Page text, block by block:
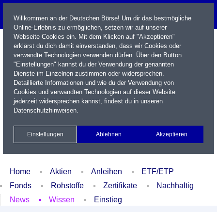
Name / WKN / ISIN / Kürzel
Xetra Realtime
Watchlist Portfolio Login
Home Aktien Anleihen
ETF/ETP
Fonds
Rohstoffe Zertifikate
Nachhaltig
News
Wissen Einstieg
Willkommen an der Deutschen Börse! Um dir das bestmögliche
Online-Erlebnis zu ermöglichen, setzen wir auf unserer
Webseite Cookies ein. Mit dem Klicken auf "Akzeptieren"
erklärst du dich damit einverstanden, dass wir Cookies oder
verwandte Technologien verwenden dürfen. Über den Button
"Einstellungen" kannst du der Verwendung der genannten
Dienste im Einzelnen zustimmen oder widersprechen.
Detaillierte Informationen und wie du der Verwendung von
Cookies und verwandten Technologien auf dieser Website
jederzeit widersprechen kannst, findest du in unseren
Datenschutzhinweisen.
Einstellungen Ablehnen Akzeptieren